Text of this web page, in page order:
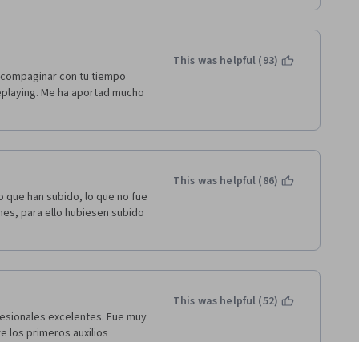
con tu tiempo
Me ha aportad mucho
This was helpful (93)
han subido, lo que no fue
para ello hubiesen subido
This was helpful (86)
excelentes. Fue muy
los primeros auxilios
This was helpful (52)